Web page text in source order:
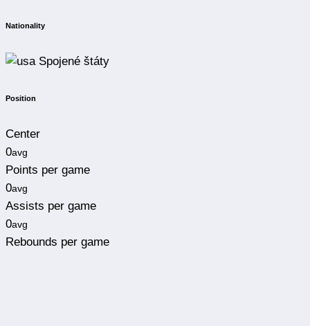
Nationality
Spojené štáty
Position
Center
0avg
Points per game
0avg
Assists per game
0avg
Rebounds per game